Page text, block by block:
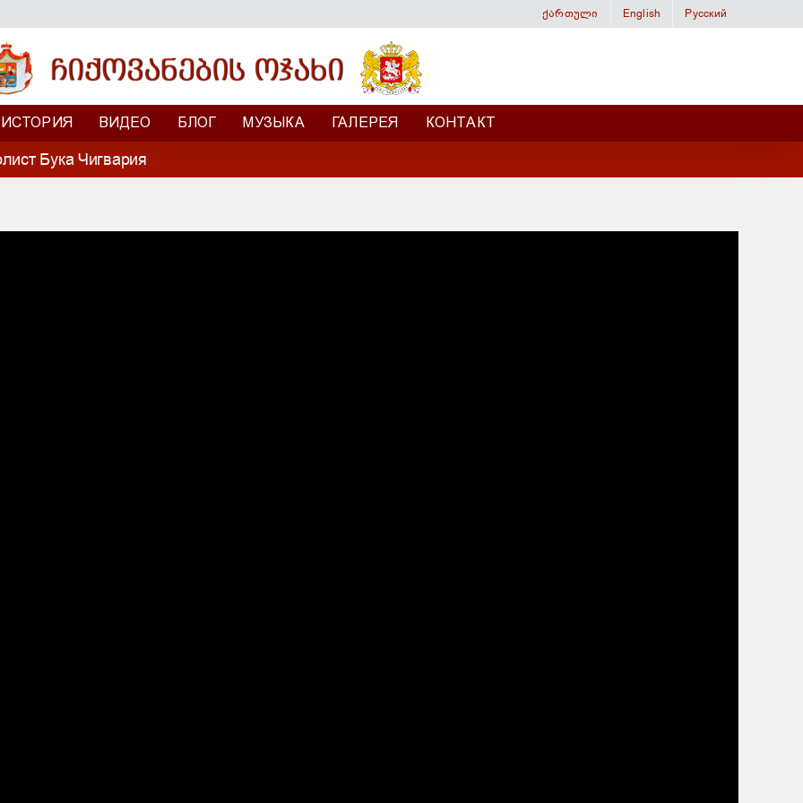
ქართული English Русский
ИСТОРИЯ ВИДЕО БЛОГ МУЗЫКА ГАЛЕРЕЯ КОНТАКТ
Бука Чигвария